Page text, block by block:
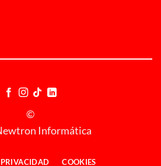
©
Informática
PRIVACIDAD COOKIES